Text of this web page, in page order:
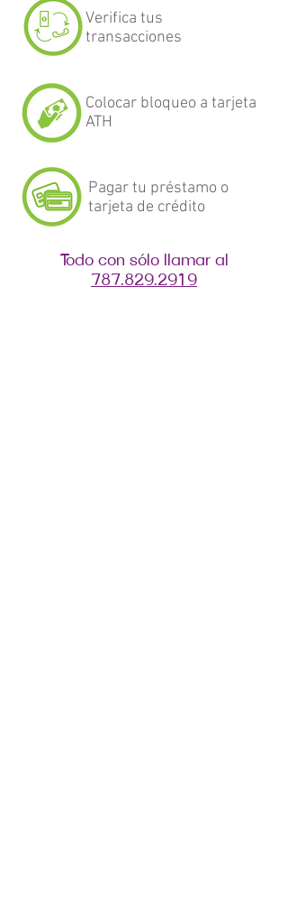
Colocar bloqueo a tarjeta
ATH​
Pagar tu préstamo o
tarjeta de crédito​
Verifica tus
transacciones​
Todo con sólo llamar al
787.829.2919